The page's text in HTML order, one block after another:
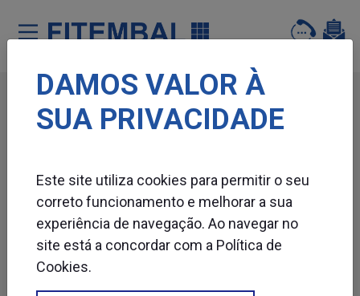
Saltar para o conteï¿½do principal da pï¿½gina
SOLUÇÕES DE EMBALAGEM
ALIMENTAR
ALUMÍNIO
CALÇADO
CARTONAGENS
CONSTRUÇÃO
DAMOS VALOR À
SUA PRIVACIDADE
Este site utiliza cookies para permitir o seu
correto funcionamento e melhorar a sua
experiência de navegação. Ao navegar no
site está a concordar com a Política de
Cookies.